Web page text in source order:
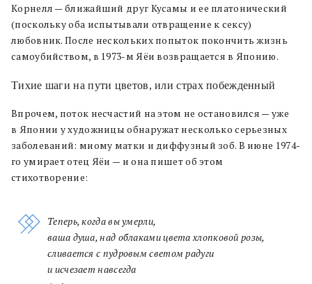
Корнелл — ближайший друг Кусамы и ее платонический
(поскольку оба испытывали отвращение к сексу)
любовник. После нескольких попыток покончить жизнь
самоубийством, в 1973-м Яёи возвращается в Японию.
Тихие шаги на пути цветов, или страх побежденный
Впрочем, поток несчастий на этом не остановился — уже
в Японии у художницы обнаружат несколько серьезных
заболеваний: миому матки и диффузный зоб. В июне 1974-
го умирает отец Яёи — и она пишет об этом
стихотворение:
Теперь, когда вы умерли,
ваша душа, над облаками цвета хлопковой розы,
сливается с пудровым светом радуги
и исчезает навсегда